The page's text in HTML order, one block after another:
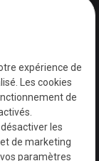
expérience de
Les cookies
de
les
de marketing
paramètres